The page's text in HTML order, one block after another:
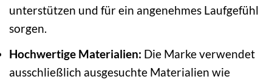
unterstützen und für ein angenehmes Laufgefühl
sorgen.
Hochwertige Materialien: Die Marke verwendet
ausschließlich ausgesuchte Materialien wie